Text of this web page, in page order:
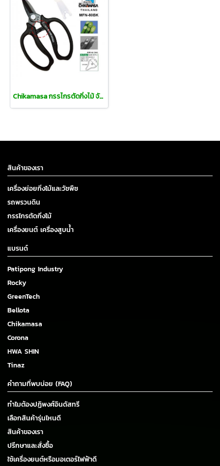
Chikamasa กรรไกรตัดกิ่งไม้ จัดดอกไม้
สินค้าของเรา
เครื่องย่อยกิ่งไม้และวัชพืช
รถพรวนดิน
กรรไกรตัดกิ่งไม้
เครื่องยนต์ เครื่องสูบน้ำ
แบรนด์
Patipong Industry
Rocky
GreenTech
Bellota
Chikamasa
Corona
HWA SHIN
Tinaz
คำถามที่พบบ่อย (FAQ)
ทำไมต้องปฏิพงศ์อินดัสทรี
เลือกสินค้ารุ่นไหนดี
สินค้าของเรา
ปรึกษาและสั่งซื้อ
ใช้เครื่องยนต์หรือมอเตอร์ไฟฟ้าดี